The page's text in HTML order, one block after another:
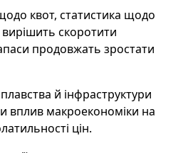
квот, статистика щодо
скоротити
продовжать зростати
й інфраструктури
вплив макроекономіки на
цін.